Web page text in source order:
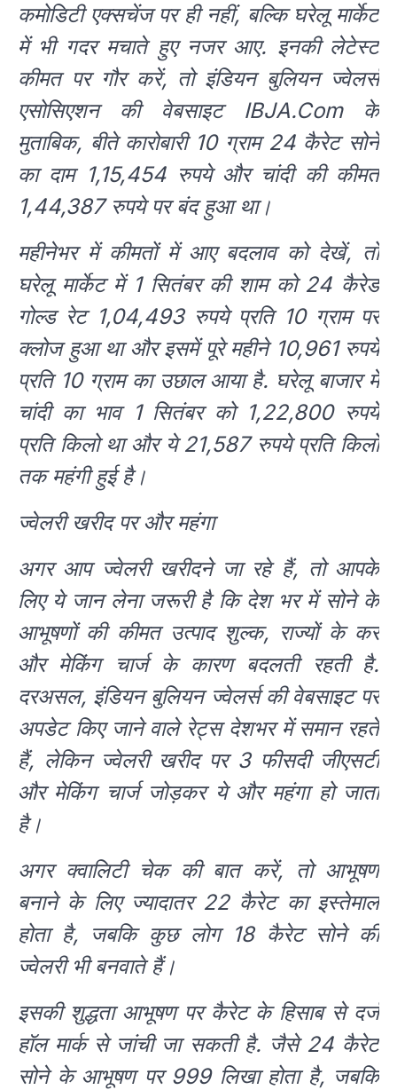
कमोडिटी एक्सचेंज पर ही नहीं, बल्कि घरेलू मार्केट
में भी गदर मचाते हुए नजर आए. इनकी लेटेस्ट
कीमत पर गौर करें, तो इंडियन बुलियन ज्वेलर्स
एसोसिएशन की वेबसाइट IBJA.Com के
मुताबिक, बीते कारोबारी 10 ग्राम 24 कैरेट सोने
का दाम 1,15,454 रुपये और चांदी की कीमत
1,44,387 रुपये पर बंद हुआ था।
महीनेभर में कीमतों में आए बदलाव को देखें, तो
घरेलू मार्केट में 1 सितंबर की शाम को 24 कैरेड
गोल्ड रेट 1,04,493 रुपये प्रति 10 ग्राम पर
क्लोज हुआ था और इसमें पूरे महीने 10,961 रुपये
प्रति 10 ग्राम का उछाल आया है. घरेलू बाजार में
चांदी का भाव 1 सितंबर को 1,22,800 रुपये
प्रति किलो था और ये 21,587 रुपये प्रति किलो
तक महंगी हुई है।
ज्वेलरी खरीद पर और महंगा
अगर आप ज्वेलरी खरीदने जा रहे हैं, तो आपके
लिए ये जान लेना जरूरी है कि देश भर में सोने के
आभूषणों की कीमत उत्पाद शुल्क, राज्यों के कर
और मेकिंग चार्ज के कारण बदलती रहती है.
दरअसल, इंडियन बुलियन ज्वेलर्स की वेबसाइट पर
अपडेट किए जाने वाले रेट्स देशभर में समान रहते
हैं, लेकिन ज्वेलरी खरीद पर 3 फीसदी जीएसटी
और मेकिंग चार्ज जोड़कर ये और महंगा हो जाता
है।
अगर क्वालिटी चेक की बात करें, तो आभूषण
बनाने के लिए ज्यादातर 22 कैरेट का इस्तेमाल
होता है, जबकि कुछ लोग 18 कैरेट सोने की
ज्वेलरी भी बनवाते हैं।
इसकी शुद्धता आभूषण पर कैरेट के हिसाब से दर्ज
हॉल मार्क से जांची जा सकती है. जैसे 24 कैरेट
सोने के आभूषण पर 999 लिखा होता है, जबकि